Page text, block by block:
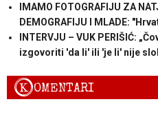
IMAMO FOTOGRAFIJU ZA
DEMOGRAFIJU I MLADE:
INTERVJU – VUK PERIŠIĆ:
izgovoriti 'da li' ili 'je li' nije
KOMENTARI